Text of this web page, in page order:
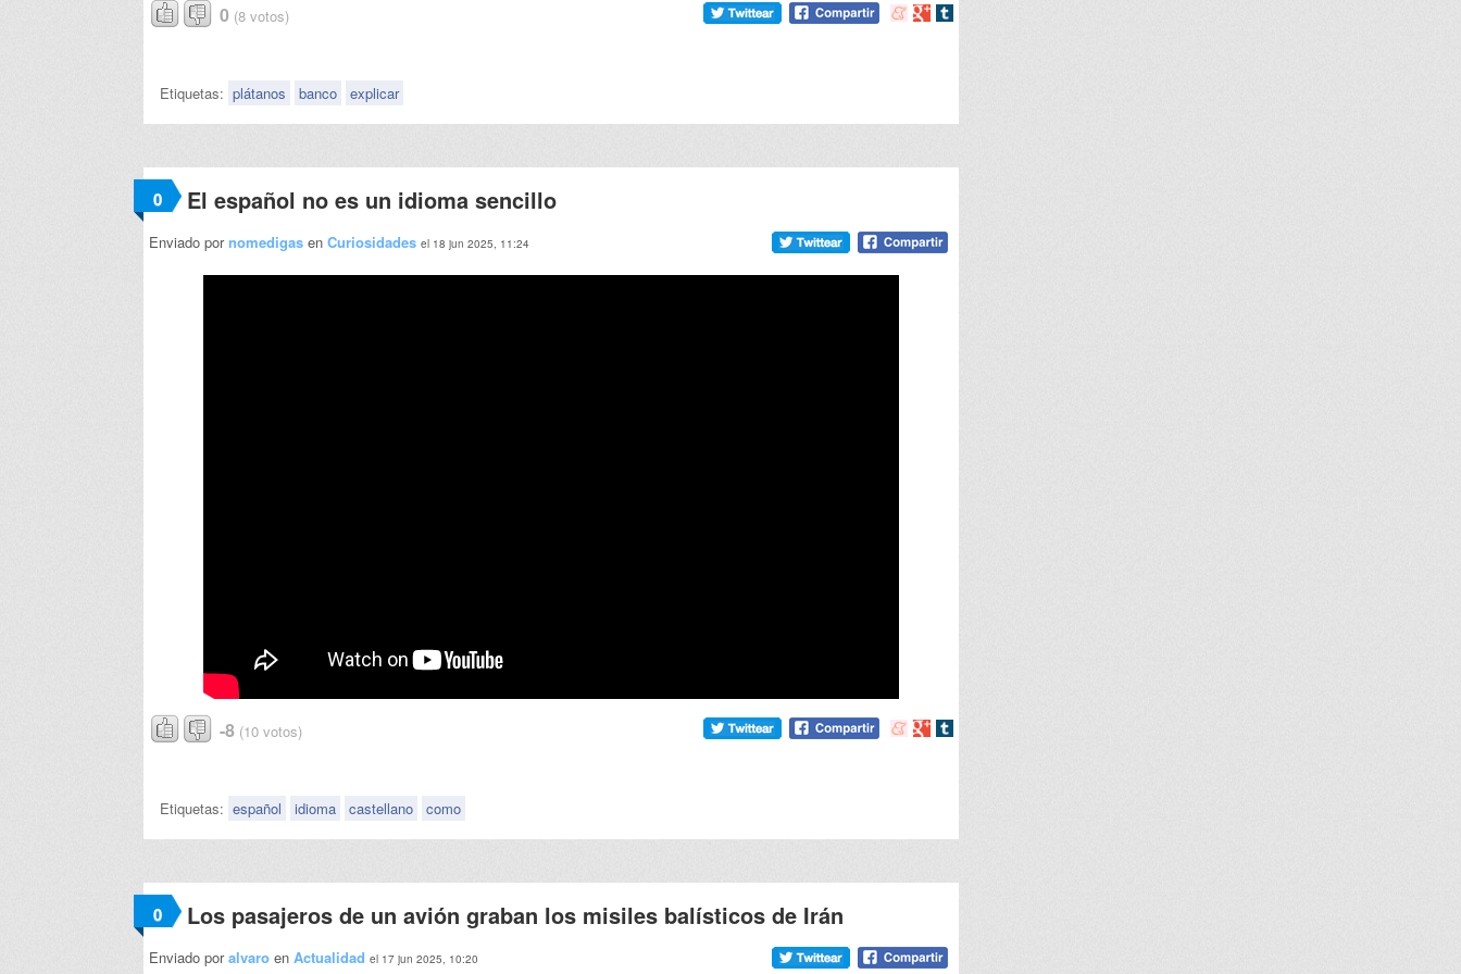
0 (8 votos)
Compartir
Compartir
Compartir
Etiquetas: plátanos banco explicar
0 El español no es un idioma sencillo
Enviado pornomedigas en Curiosidades el 18 jun 2025, 11:24
-8 (10 votos)
Compartir
Compartir
Compartir
Etiquetas: español idioma castellano como
0 Los pasajeros de un avión graban los misiles balísticos de Irán
Enviado poralvaro en Actualidad el 17 jun 2025, 10:20